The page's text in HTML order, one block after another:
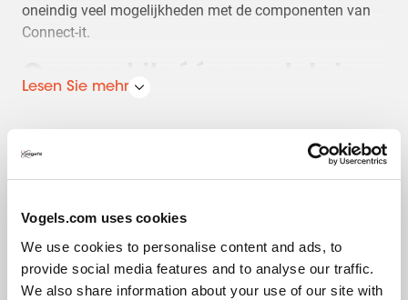
Vogels.com uses cookies
We use cookies to personalise content and ads, to
provide social media features and to analyse our traffic.
We also share information about your use of our site with
oneindig veel mogelijkheden met de componenten van
Connect-it.
Connect-it: één modulair
en plafond
verschillende bevestigingscomponenten. Met Connect-it
kunnen displays zowel op de wand, vloer als aan het
plafond bevestigd worden. Met een beperkt aantal
Connect-it componenten stel je zelfs een
Lesen Sie mehr
Spezifikationen